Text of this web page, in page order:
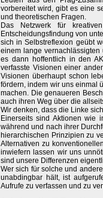
vorbereitet wird, gibt es eine
und theoretischen Fragen.
Das Netzwerk für
Entscheidungsfindung von
sich in Selbstreflexion geübt
einem lange
es dann hoffentlich in den
verfasste Visionen einer
Visionen überhaupt schon
fördern, indem wir uns einmal
machen. Die genaueren
auch ihren Weg über die
Wir denken, dass die Linke
Einerseits sind Aktionen wie
während und nach ihrer
hierarchischen Prinzipien zu
Alternativen zu
inwiefern lassen wir uns
sind unsere Differenzen
Wer sich für solche und
unabdingbar hält, ist
Aufrufe zu verfassen und zu